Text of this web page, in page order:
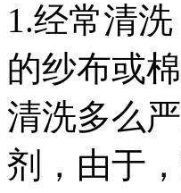
1.经常清
的纱布或
清洗多么
剂，由于